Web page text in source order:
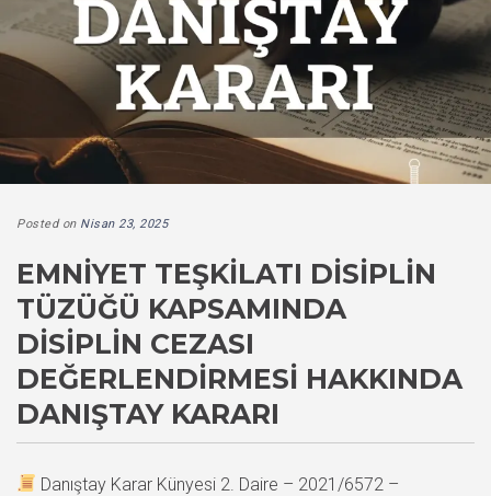
Posted on Nisan 23, 2025
EMNIYET TEŞKILATI DISIPLIN
TÜZÜĞÜ KAPSAMINDA
DISIPLIN CEZASI
DEĞERLENDIRMESI HAKKINDA
DANIŞTAY KARARI
Danıştay Karar Künyesi 2. Daire – 2021/6572 –